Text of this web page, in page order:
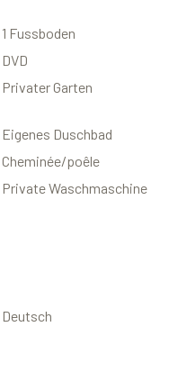
1 Fussboden
DVD
Privater Garten
Eigenes Duschbad
Cheminée/poêle
Private Waschmaschine
Deutsch